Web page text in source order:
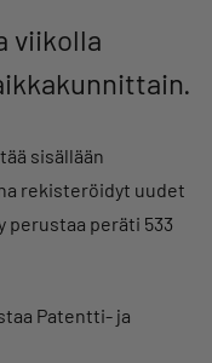
viikolla
sisällään
rekisteröidyt uudet
perustaa peräti 533
Patentti- ja